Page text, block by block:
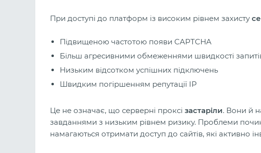
При доступі до платформ із високим рівнем захисту
Підвищеною частотою появи CAPTCHA
Більш агресивними обмеженнями швидкості
Низьким відсотком успішних підключень
Швидким погіршенням репутації IP
Це не означає, що серверні проксі застаріли. Вони й
завданнями з низьким рівнем ризику. Проблеми
намагаються отримати доступ до сайтів, які активно